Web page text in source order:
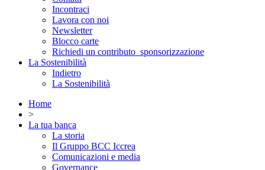
Incontraci
Lavora con noi
Newsletter
Blocco carte
Richiedi un contributo_sponsorizzazione
La Sostenibilità
Indietro
La Sostenibilità
Home
>
La tua banca
La storia
Il Gruppo BCC Iccrea
Comunicazioni e media
Governance